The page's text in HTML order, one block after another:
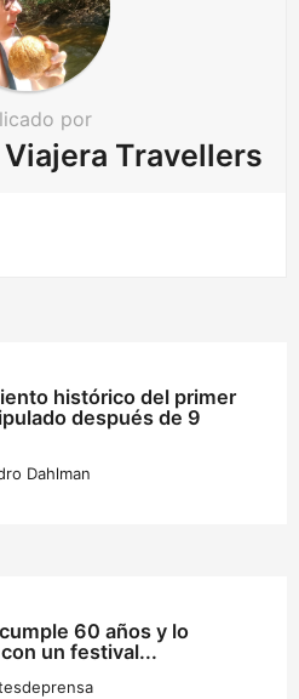
por
Travellers
histórico del primer
después de 9
Dahlman
60 años y lo
un festival...